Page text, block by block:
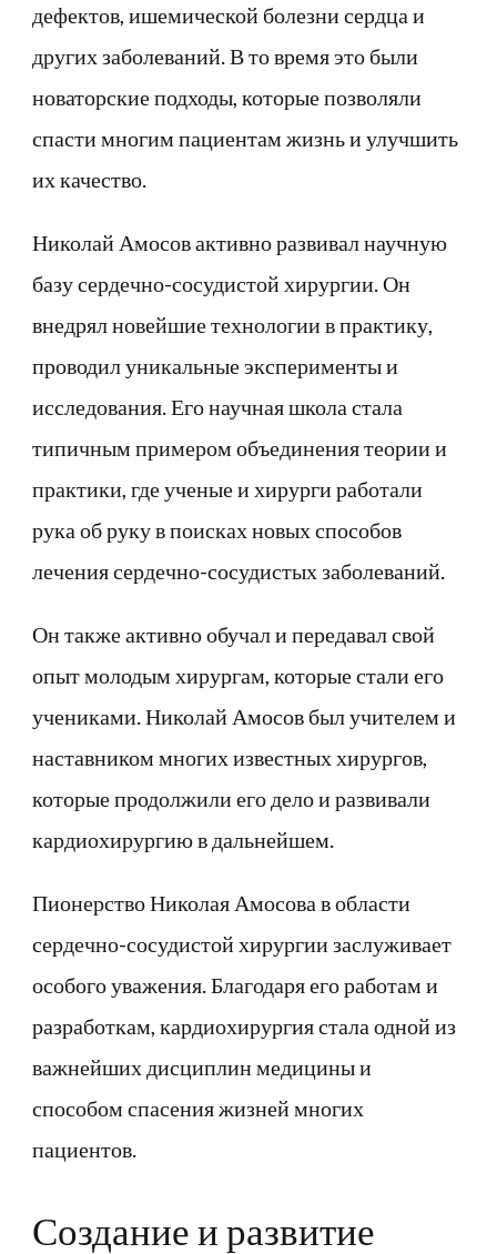
дефектов, ишемической болезни сердца и
других заболеваний. В то время это были
новаторские подходы, которые позволяли
спасти многим пациентам жизнь и улучшить
их качество.
Николай Амосов активно развивал научную
базу сердечно-сосудистой хирургии. Он
внедрял новейшие технологии в практику,
проводил уникальные эксперименты и
исследования. Его научная школа стала
типичным примером объединения теории и
практики, где ученые и хирурги работали
рука об руку в поисках новых способов
лечения сердечно-сосудистых заболеваний.
Он также активно обучал и передавал свой
опыт молодым хирургам, которые стали его
учениками. Николай Амосов был учителем и
наставником многих известных хирургов,
которые продолжили его дело и развивали
кардиохирургию в дальнейшем.
Пионерство Николая Амосова в области
сердечно-сосудистой хирургии заслуживает
особого уважения. Благодаря его работам и
разработкам, кардиохирургия стала одной из
важнейших дисциплин медицины и
способом спасения жизней многих
пациентов.
Создание и развитие